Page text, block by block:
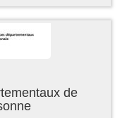
de